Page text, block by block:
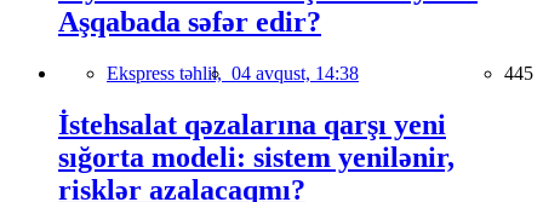
Aşqabada səfər edir?
Ekspress təhlil, 04 avqust, 14:38 445
İstehsalat qəzalarına qarşı yeni
sığorta modeli: sistem yenilənir,
risklər azalacaqmı?